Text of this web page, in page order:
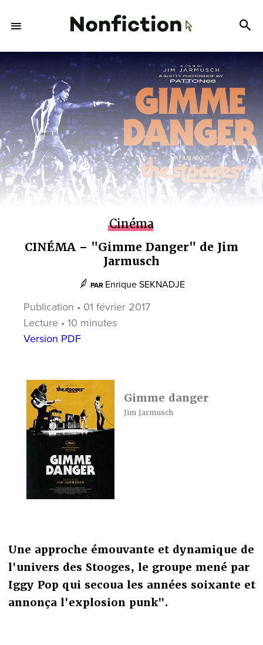
Cinéma
CINÉMA – "Gimme Danger" de Jim
Jarmusch
PAR Enrique SEKNADJE
Publication • 01 février 2017
Lecture • 10 minutes
Version PDF
Gimme danger
Jim Jarmusch
Une approche émouvante et dynamique de
l'univers des Stooges, le groupe mené par
Iggy Pop qui secoua les années soixante et
annonça l'explosion punk".